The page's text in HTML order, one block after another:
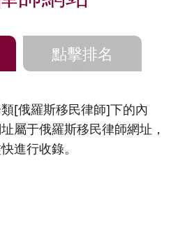
點擊排名
[俄羅斯移民律師]下的內
屬于俄羅斯移民律師網址，
進行收錄。